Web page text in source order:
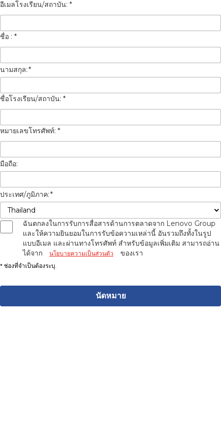
*
นามสกุล:
มือถือ:
*
ประเทศ/ภูมิภาค:
ฉันตกลงในการรับการสื่อสารด้านการตลาดจาก Lenovo Group
และให้ความยินยอมในการรับข้อความเหล่านี้ อันรวมถึงทั้งในรูป
แบบอีเมล และผ่านทางโทรศัพท์ สำหรับข้อมูลเพิ่มเติม สามารถอ่าน
ได้จาก
นโยบายความเป็นส่วนตัว ของเรา
นัดหมาย